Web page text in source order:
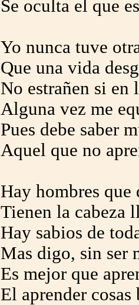
Se oculta el que
Yo nunca tuve
Que una vida
No estrañen si en
Alguna vez me
Pues debe saber
Aquel que no
Hay hombres que
Tienen la cabeza
Hay sabios de
Mas digo, sin ser
Es mejor que
El aprender cosas